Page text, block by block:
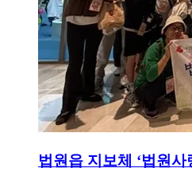
법원읍 지보체 ‘법원